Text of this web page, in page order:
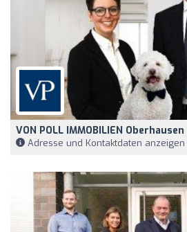
VON POLL IMMOBILIEN Oberhausen
Adresse und Kontaktdaten anzeigen